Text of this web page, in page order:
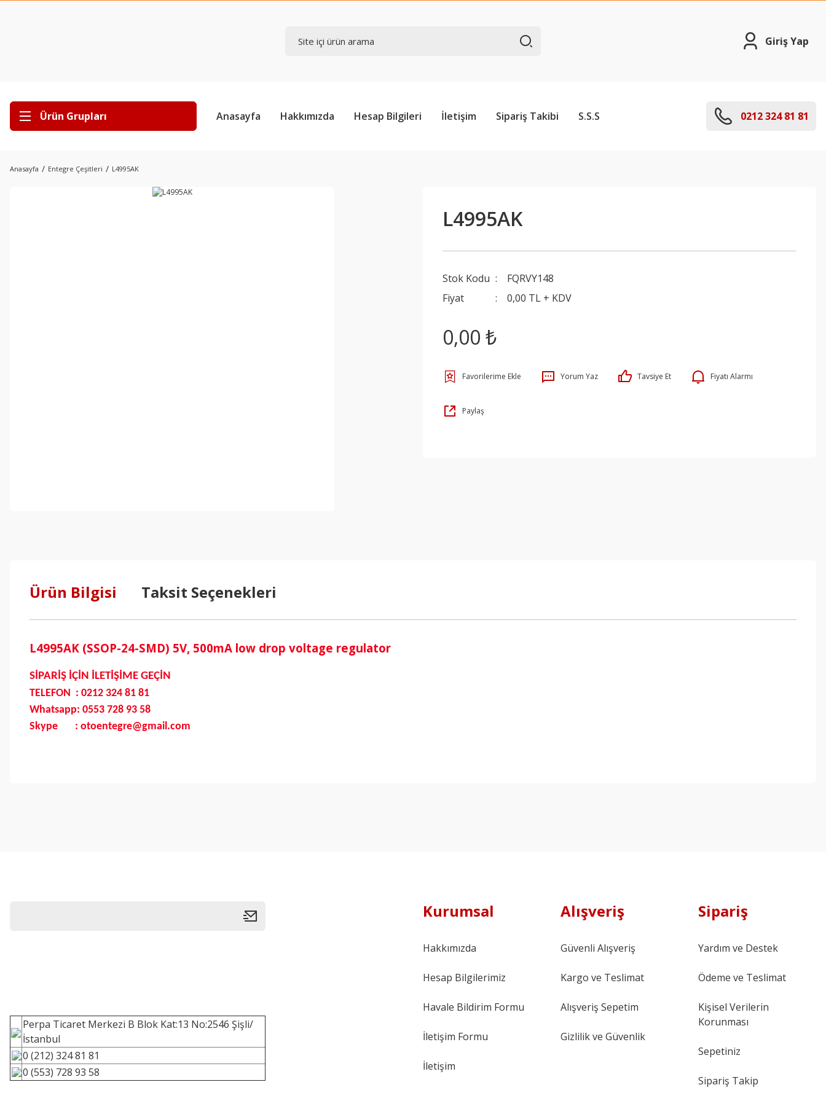
Giriş Yap
Ürün Grupları Anasayfa Hakkımızda Hesap Bilgileri İletişim Sipariş Takibi S.S.S 0212 324 81 81
Anasayfa Entegre Çeşitleri L4995AK
L4995AK
Stok Kodu
FQRVY148
Fiyat
0,00 TL + KDV
0,00 ₺
Yorum Yaz Tavsiye Et Fiyatı Alarmı
Paylaş
Ürün Bilgisi Taksit Seçenekleri
L4995AK (SSOP-24-SMD) 5V, 500mA low drop voltage regulator
SİPARİŞ İÇİN İLETİŞİME GEÇİN
TELEFON : 0212 324 81 81
Whatsapp: 0553 728 93 58
Skype : otoentegre@gmail.com
Perpa Ticaret Merkezi B Blok Kat:13 No:2546 Şişli/
İstanbul
0 (212) 324 81 81
0 (553) 728 93 58
Kurumsal
Hakkımızda
Hesap Bilgilerimiz
Havale Bildirim Formu
İletişim Formu
İletişim
Alışveriş
Güvenli Alışveriş
Kargo ve Teslimat
Alışveriş Sepetim
Gizlilik ve Güvenlik
Sipariş
Yardım ve Destek
Ödeme ve Teslimat
Kişisel Verilerin
Korunması
Sepetiniz
Sipariş Takip